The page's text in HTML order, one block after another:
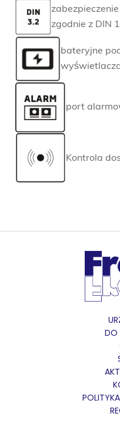
zgodnie z DIN
bateryjne
port
Kontrola
DO